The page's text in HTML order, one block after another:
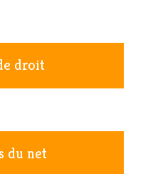
droit
du net